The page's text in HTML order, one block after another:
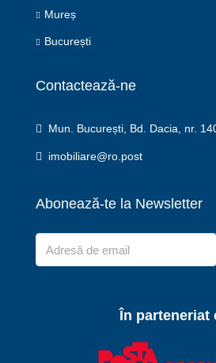
Mureș
București
Contactează-ne
Mun. București, Bd. Dacia, nr.
imobiliare@ro.post
Abonează-te la Newsletter
În parteneriat